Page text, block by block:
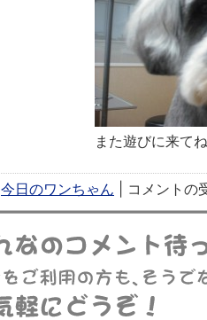
また遊びに来て
今日のワンちゃん コメントの